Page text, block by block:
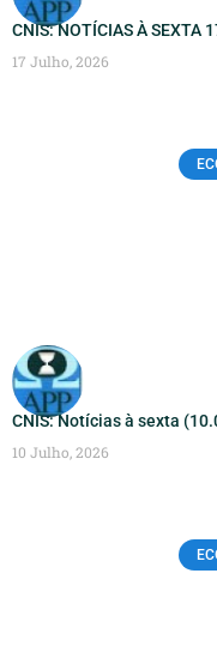
CNIS: NOTÍCIAS À SEXTA
17 Julho, 2026
CNIS: Notícias à sexta
10 Julho, 2026